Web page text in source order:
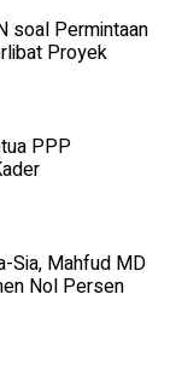
soal Permintaan
Proyek
PPP
Sia, Mahfud MD
Nol Persen